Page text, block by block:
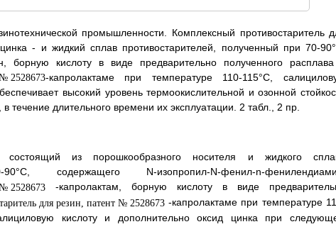
промышленности. Комплексный противостаритель
- и жидкий сплав противостарителей, полученный при 70-
борную кислоту в виде предварительно полученного
-капролактаме при температуре 110-115°C,
высокий уровень термоокислительной и озонной
длительного времени их эксплуатации. 2 табл., 2 пр.
состоящий из порошкообразного носителя и жидкого
содержащего N-изопропил-N-фенил-n-
-капролактам, борную кислоту в виде
-капролактаме при температуре
кислоту и дополнительно оксид цинка при